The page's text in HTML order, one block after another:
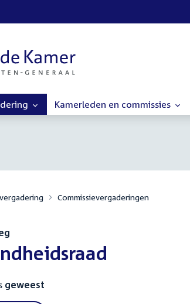
Kamerleden en commissies
Commissievergaderingen
geweest